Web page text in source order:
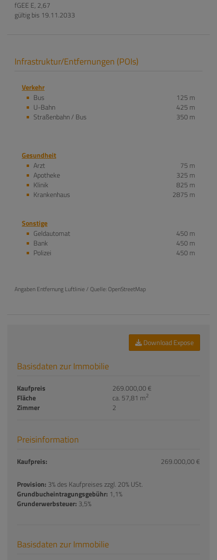
fGEE E, 2,67
gültig bis 19.11.2033
Infrastruktur/Entfernungen (POIs)
Verkehr
Bus
125 m
U-Bahn
425 m
Straßenbahn / Bus
350 m
Gesundheit
Arzt
75 m
Apotheke
325 m
Klinik
825 m
Krankenhaus
2875 m
Sonstige
Geldautomat
450 m
Bank
450 m
Polizei
450 m
Angaben Entfernung Luftlinie / Quelle: OpenStreetMap
Download Expose
Basisdaten zur Immobilie
Kaufpreis
269.000,00 €
Fläche
ca. 57,81 m2
Zimmer 2
Preisinformation
Kaufpreis: 269.000,00 €
Provision: 3% des Kaufpreises zzgl. 20% USt.
Grundbucheintragungsgebühr: 1,1%
Grunderwerbsteuer: 3,5%
Basisdaten zur Immobilie